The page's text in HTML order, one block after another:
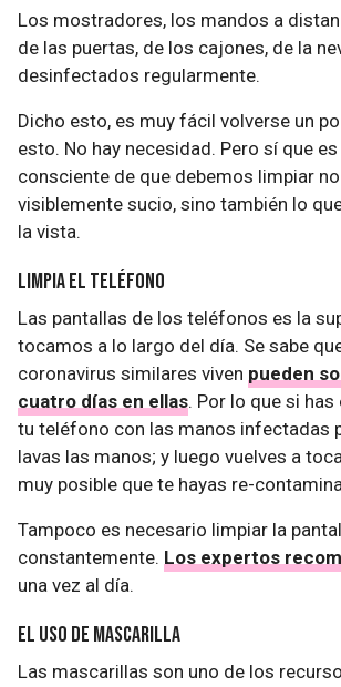
Los mostradores, los mandos a
de las puertas, de los cajones, de la
desinfectados regularmente.
Dicho esto, es muy fácil volverse un
esto. No hay necesidad. Pero sí que
consciente de que debemos limpiar
visiblemente sucio, sino también lo
la vista.
Limpia el teléfono
Las pantallas de los teléfonos es la
tocamos a lo largo del día. Se sabe
coronavirus similares viven pueden
cuatro días en ellas. Por lo que si
tu teléfono con las manos infectadas
lavas las manos; y luego vuelves a
muy posible que te hayas re-
Tampoco es necesario limpiar la
constantemente. Los expertos
una vez al día.
El uso de mascarilla
Las mascarillas son uno de los